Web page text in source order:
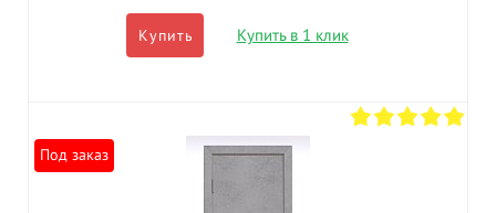
Купить Купить в 1 клик
Под заказ